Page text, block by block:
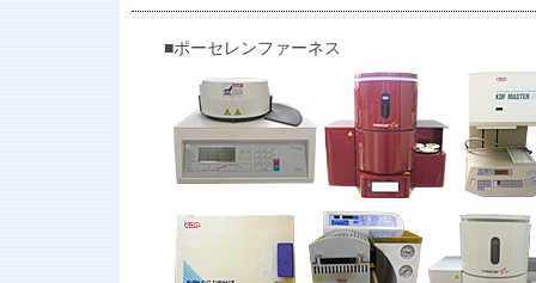
■ポーセレンファーネス